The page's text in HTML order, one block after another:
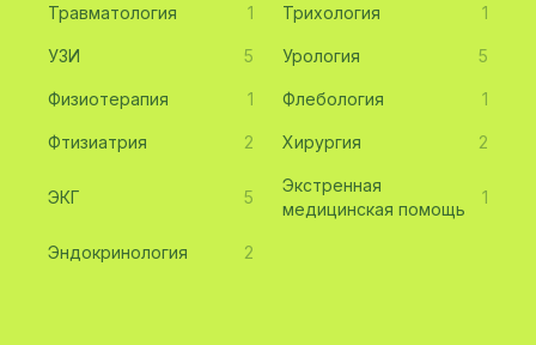
Травматология 1 Трихология 1
УЗИ 5 Урология 5
Физиотерапия 1 Флебология 1
Фтизиатрия 2 Хирургия 2
ЭКГ 5
Экстренная
медицинская помощь
1
Эндокринология 2